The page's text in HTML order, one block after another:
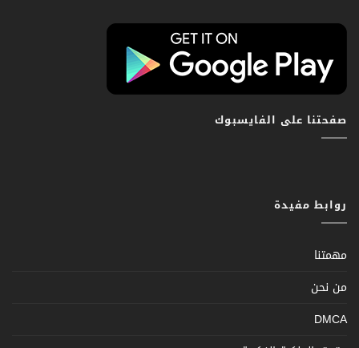
صفحتنا على الفايسبوك
روابط مفيدة
مهمتنا
من نحن
DMCA